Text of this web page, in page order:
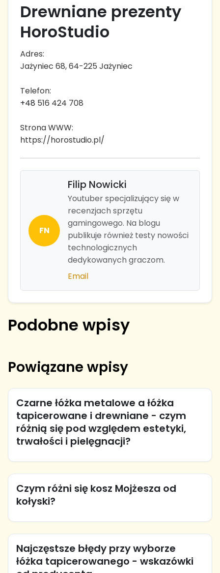
Drewniane prezenty
HoroStudio
Adres:
Jażyniec 68, 64-225 Jażyniec
Telefon:
+48 516 424 708
Strona WWW:
https://horostudio.pl/
FN
Filip Nowicki
Youtuber specjalizujący się w
recenzjach sprzętu
gamingowego. Na blogu
publikuje również testy nowości
technologicznych
dedykowanych graczom.
Email
Podobne wpisy
Powiązane wpisy
Czarne łóżka metalowe a łóżka
tapicerowane i drewniane - czym
różnią się pod względem estetyki,
trwałości i pielęgnacji?
Czym różni się kosz Mojżesza od
kołyski?
Najczęstsze błędy przy wyborze
łóżka tapicerowanego - wskazówki